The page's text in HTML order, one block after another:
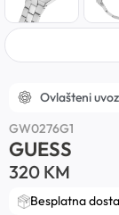
Ovlašteni
GW0276G1
GUESS
320 KM
Besplatna